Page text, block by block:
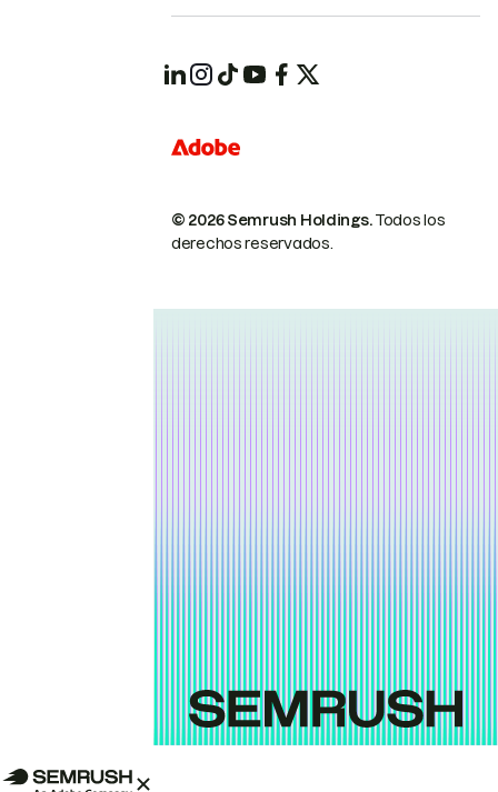
© 2026 Semrush Holdings.Todos los
derechos reservados.